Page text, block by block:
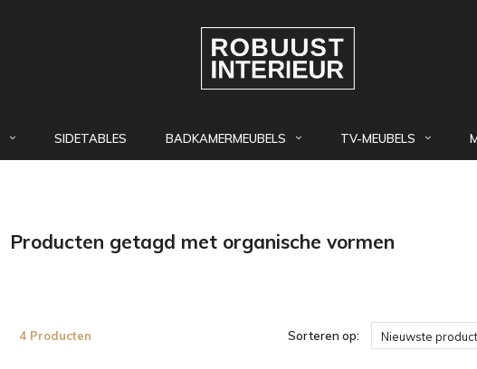
SIDETABLES BADKAMERMEUBELS TV-MEUBELS
Producten getagd met organische vormen
4 Producten Sorteren op: Nieuwste